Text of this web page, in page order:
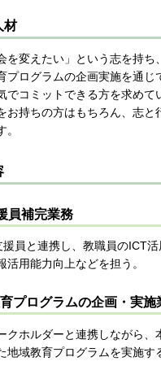
材
を変えたい」という志を持
プログラムの企画実施を通じ
でコミットできる方を求めて
お持ちの方はもちろん、志と
員補完業務
員と連携し、教職員のICT
活用能力向上などを担う。
プログラムの企画・実施
クホルダーと連携しながら、
地域教育プログラムを実施す